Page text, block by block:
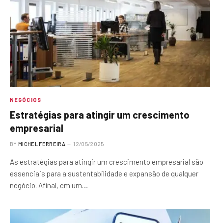
NEGÓCIOS
Estratégias para atingir um crescimento
empresarial
BY MICHEL FERREIRA 12/05/2025
As estratégias para atingir um crescimento empresarial são
essenciais para a sustentabilidade e expansão de qualquer
negócio. Afinal, em um…